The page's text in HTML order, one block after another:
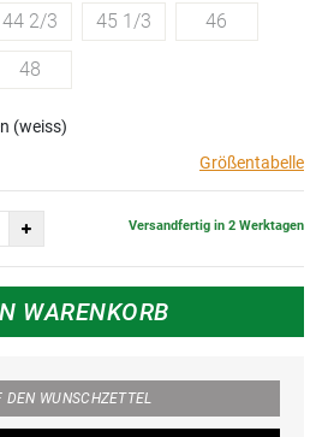
44 2/3 45 1/3 46
48
(weiss)
Größentabelle
Versandfertig in 2 Werktagen
WARENKORB
DEN WUNSCHZETTEL